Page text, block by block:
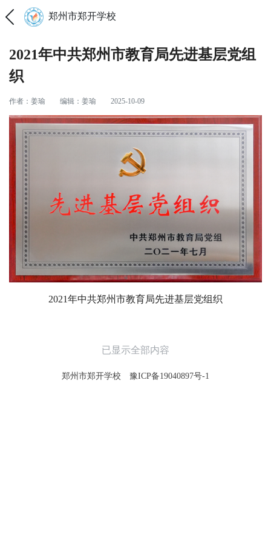
郑州市郑开学校
2021年中共郑州市教育局先进基层党组
织
作者：姜瑜 编辑：姜瑜 2025-10-09
2021年中共郑州市教育局先进基层党组织
已显示全部内容
郑州市郑开学校 豫ICP备19040897号-1